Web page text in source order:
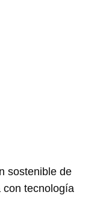
sostenible de
con tecnología